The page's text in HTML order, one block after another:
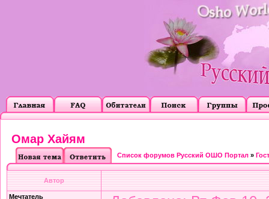
Омар Хайям
Список форумов Русский ОШО Портал »
Автор
Мечтатель